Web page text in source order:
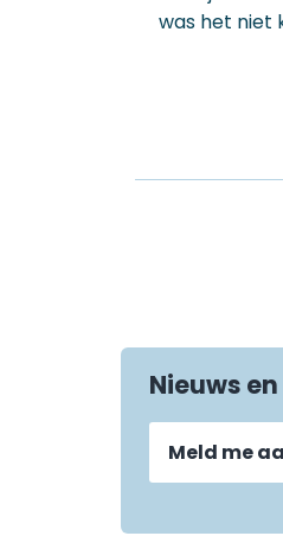
was het niet
Nieuws
Meld me